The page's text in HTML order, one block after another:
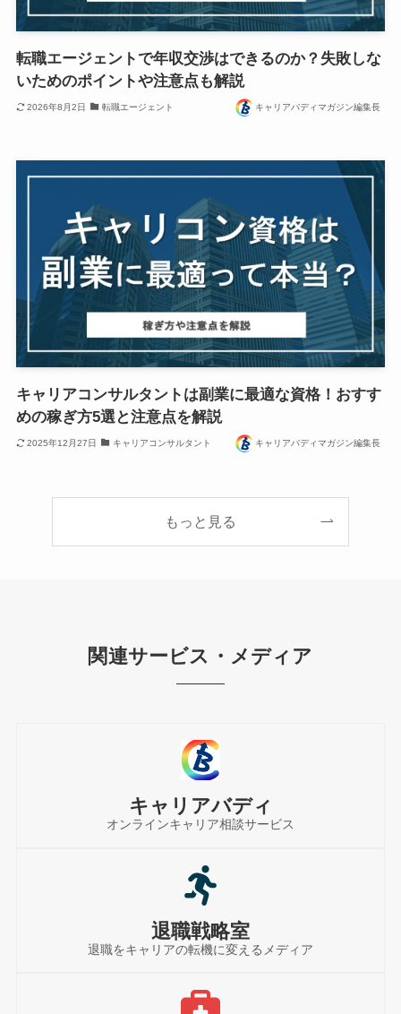
転職エージェントで年収交渉はできるのか？失敗しな
いためのポイントや注意点も解説
2026年8月2日 転職エージェント キャリアバディマガジン編集長
キャリアコンサルタントは副業に最適な資格！おすす
めの稼ぎ方5選と注意点を解説
2025年12月27日 キャリアコンサルタント キャリアバディマガジン編集長
もっと見る
関連サービス・メディア
キャリアバディ
オンラインキャリア相談サービス
退職戦略室
退職をキャリアの転機に変えるメディア